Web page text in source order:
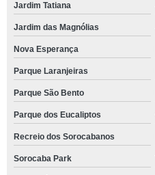
Jardim Tatiana
Jardim das Magnólias
Nova Esperança
Parque Laranjeiras
Parque São Bento
Parque dos Eucaliptos
Recreio dos Sorocabanos
Sorocaba Park